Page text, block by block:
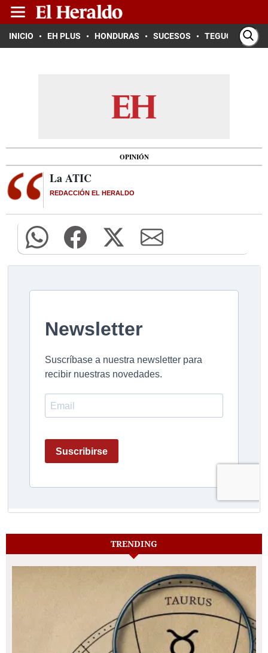
INICIO EH PLUS HONDURAS SUCESOS TEGUCIGALPA
OPINIÓN
La ATIC
REDACCIÓN EL HERALDO
TRENDING